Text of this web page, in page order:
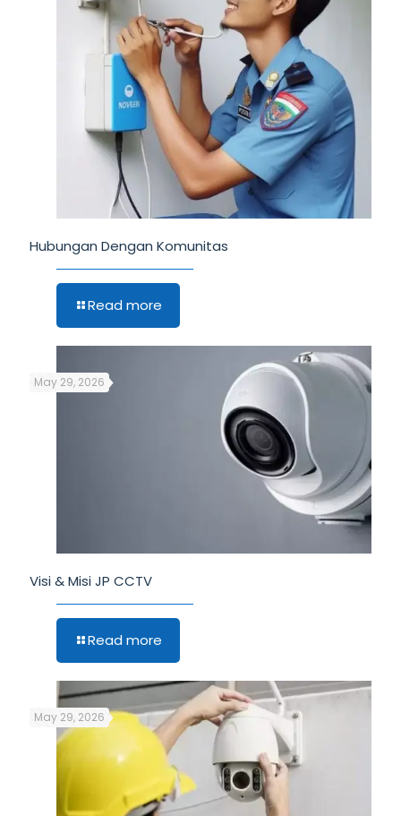
Hubungan Dengan Komunitas
Read more
May 29, 2026
Visi & Misi JP CCTV
Read more
May 29, 2026